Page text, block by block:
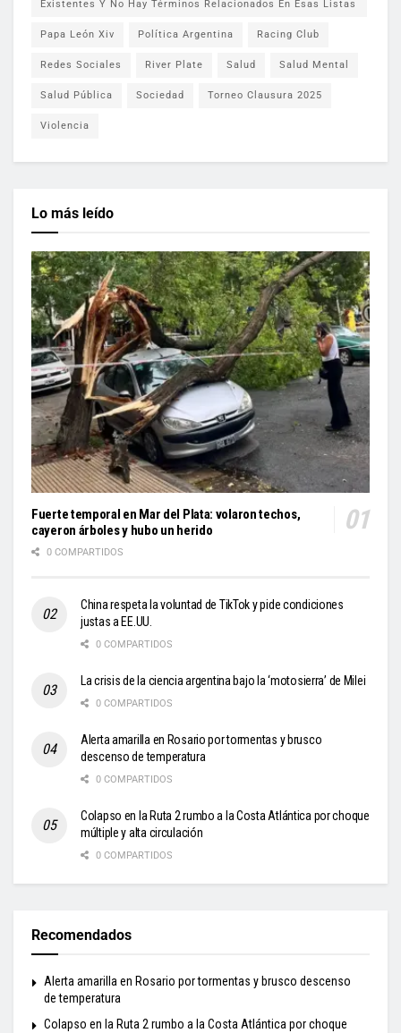
Existentes Y No Hay Términos Relacionados En Esas Listas
Papa León Xiv Política Argentina Racing Club
Redes Sociales River Plate Salud Salud Mental
Salud Pública Sociedad Torneo Clausura 2025
Violencia
Lo más leído
Fuerte temporal en Mar del Plata: volaron techos,
cayeron árboles y hubo un herido
0 COMPARTIDOS
China respeta la voluntad de TikTok y pide condiciones
justas a EE.UU.
0 COMPARTIDOS
La crisis de la ciencia argentina bajo la ‘motosierra’ de Milei
0 COMPARTIDOS
Alerta amarilla en Rosario por tormentas y brusco
descenso de temperatura
0 COMPARTIDOS
Colapso en la Ruta 2 rumbo a la Costa Atlántica por choque
múltiple y alta circulación
0 COMPARTIDOS
Recomendados
Alerta amarilla en Rosario por tormentas y brusco descenso
de temperatura
Colapso en la Ruta 2 rumbo a la Costa Atlántica por choque